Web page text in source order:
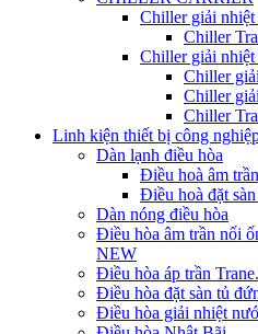
Chiller giải
Chiller
Chiller giải
Chiller
Chiller
Chiller
Linh kiện thiết bị công
Dàn lạnh điều hòa
Điều hoà âm
Điều hoà đặt
Dàn nóng điều hòa
Điều hòa âm trần nối
NEW
Điều hòa áp trần
Điều hòa đặt sàn tủ
Điều hòa giải nhiệt